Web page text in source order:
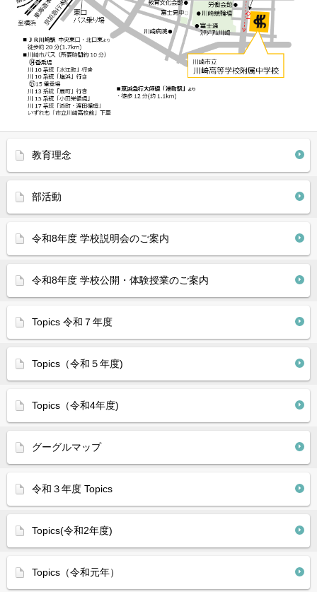
教育理念
部活動
令和8年度 学校説明会のご案内
令和8年度 学校公開・体験授業のご案内
Topics 令和７年度
Topics（令和５年度)
Topics（令和4年度)
グーグルマップ
令和３年度 Topics
Topics(令和2年度)
Topics（令和元年）